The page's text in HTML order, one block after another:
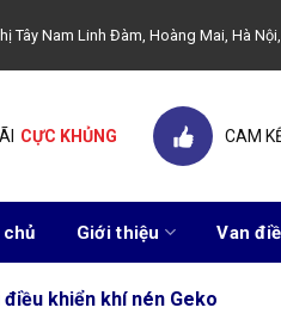
Tây Nam Linh Đàm, Hoàng Mai, Hà
CỰC KHỦNG CAM
Giới thiệu Van
điều khiển khí nén Geko